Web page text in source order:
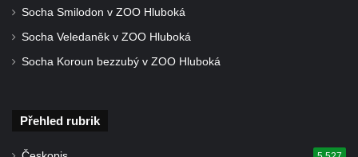
Steinův kříž u hřbitova ve Velkém Šenově
svatého Bartoloměje ve Velkém Šenově
Socha Smilodon v ZOO Hluboká
Socha Veledaněk v ZOO Hluboká
Socha Koroun bezzubý v ZOO Hluboká
Přehled rubrik